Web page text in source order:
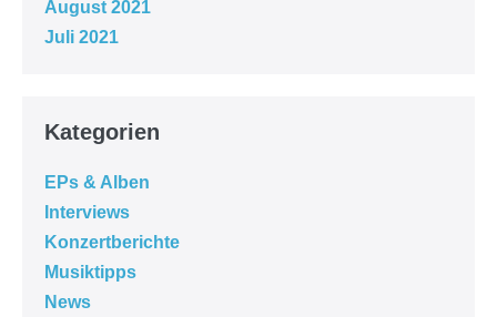
August 2021
Juli 2021
Kategorien
EPs & Alben
Interviews
Konzertberichte
Musiktipps
News